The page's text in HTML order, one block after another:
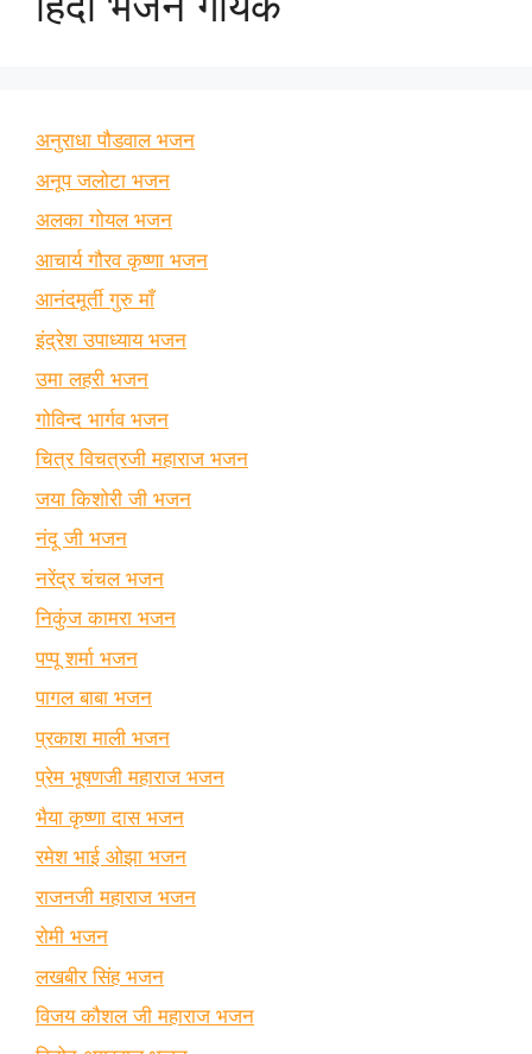
अनुराधा पौडवाल भजन
अनूप जलोटा भजन
अलका गोयल भजन
आचार्य गौरव कृष्णा भजन
आनंदमूर्ती गुरु माँ
इंद्रेश उपाध्याय भजन
उमा लहरी भजन
गोविन्द भार्गव भजन
चित्र विचत्रजी महाराज भजन
जया किशोरी जी भजन
नंदू जी भजन
नरेंद्र चंचल भजन
निकुंज कामरा भजन
पप्पू शर्मा भजन
पागल बाबा भजन
प्रकाश माली भजन
प्रेम भूषणजी महाराज भजन
भैया कृष्णा दास भजन
रमेश भाई ओझा भजन
राजनजी महाराज भजन
रोमी भजन
लखबीर सिंह भजन
विजय कौशल जी महाराज भजन